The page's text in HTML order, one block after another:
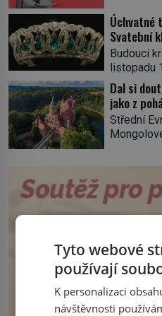
prohlásil
Mirabeau
rychle v
s lístky,“
služce,
Ještě v
fungoval
přídělový
Svatební
Budoucí
listopadu
měla na
tradice
věnuje
tiára,“
Henry
Dal si
jako z
Střední
jednat.
z
Český
opatření,
severní
Tyto webové
používají
K personalizaci
návštěvnosti